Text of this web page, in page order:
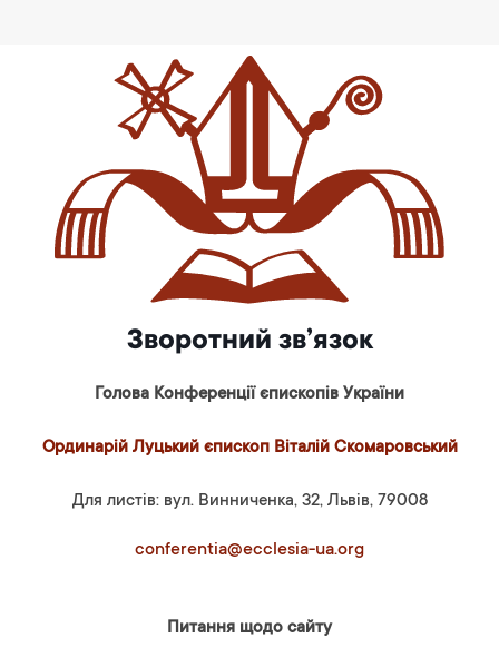
Зворотний зв’язок
Голова Конференції єпископів України
Ординарій Луцький єпископ Віталій Скомаровський
Для листів: вул. Винниченка, 32, Львів, 79008
conferentia@ecclesia-ua.org
Питання щодо сайту